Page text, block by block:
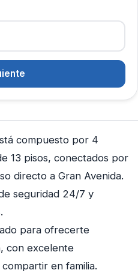
compuesto por 4
13 pisos, conectados por
directo a Gran Avenida.
seguridad 24/7 y
para ofrecerte
con excelente
en familia.